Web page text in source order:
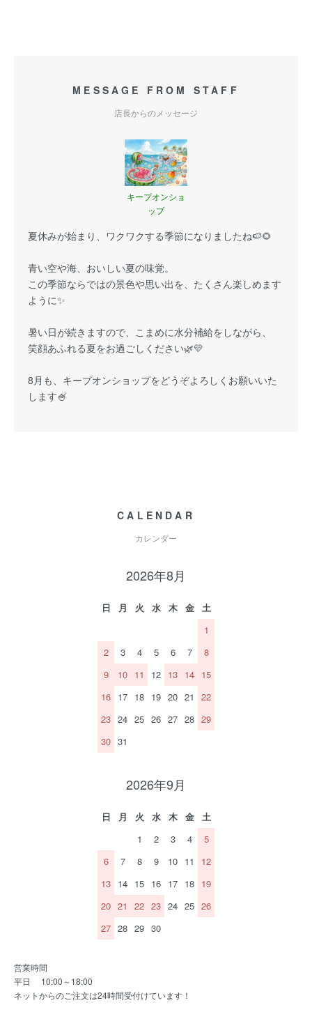
MESSAGE FROM STAFF
店長からのメッセージ
キープオンショ
ップ
夏休みが始まり、ワクワクする季節になりましたね🍉🌻
青い空や海、おいしい夏の味覚。
この季節ならではの景色や思い出を、たくさん楽しめます
ように✨
暑い日が続きますので、こまめに水分補給をしながら、
笑顔あふれる夏をお過ごしください🌿💛
8月も、キープオンショップをどうぞよろしくお願いいた
します🍧
CALENDAR
カレンダー
2026年8月
日 月 火 水 木 金
土
1
2
3 4 5 6 7
8
9
10 11 12 13 14 15
16 17 18 19 20 21
22
23 24 25 26 27 28 29
30 31
2026年9月
日 月 火 水 木 金
土
1
2 3 4
5
6
7 8 9 10 11
12
13 14 15 16 17 18 19
20 21 22 23 24 25 26
27 28 29 30
営業時間
平日 10:00～18:00
ネットからのご注文は24時間受付けています！